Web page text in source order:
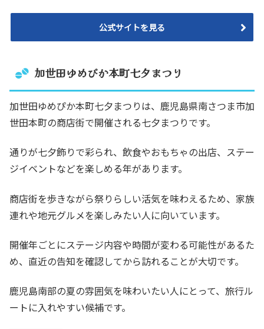
公式サイトを見る
加世田ゆめぴか本町七夕まつり
加世田ゆめぴか本町七夕まつりは、鹿児島県南さつま市加
世田本町の商店街で開催される七夕まつりです。
通りが七夕飾りで彩られ、飲食やおもちゃの出店、ステー
ジイベントなどを楽しめる年があります。
商店街を歩きながら祭りらしい活気を味わえるため、家族
連れや地元グルメを楽しみたい人に向いています。
開催年ごとにステージ内容や時間が変わる可能性があるた
め、直近の告知を確認してから訪れることが大切です。
鹿児島南部の夏の雰囲気を味わいたい人にとって、旅行ル
ートに入れやすい候補です。